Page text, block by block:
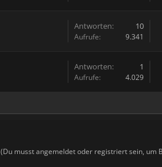
Antworten: 10
Aufrufe: 9.341
Antworten: 1
Aufrufe: 4.029
(Du musst angemeldet oder registriert sein, um